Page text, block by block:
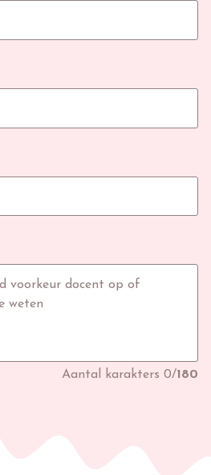
Aantal karakters 0/180